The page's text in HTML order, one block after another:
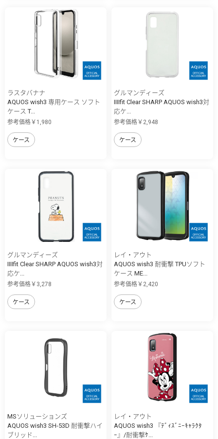
ラスタバナナ
AQUOS wish3 専用ケース ソフト
ケース T...
参考価格￥1,980
ケース
グルマンディーズ
IIIIfit Clear SHARP AQUOS wish3対
応ケ...
参考価格￥2,948
ケース
グルマンディーズ
IIIIfit Clear SHARP AQUOS wish3対
応ケ...
参考価格￥3,278
ケース
レイ・アウト
AQUOS wish3 耐衝撃 TPUソフト
ケース ME...
参考価格￥2,420
ケース
MSソリューションズ
AQUOS wish3 SH-53D 耐衝撃ハイ
ブリッド...
レイ・アウト
AQUOS wish3 『ﾃﾞｨｽﾞﾆｰｷｬﾗｸﾀ
ｰ』/耐衝撃ｹ...